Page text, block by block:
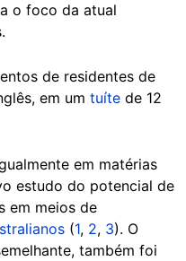
o foco da atual
de residentes de
em um tuíte de 12
em matérias
estudo do potencial de
em meios de
(1, 2, 3). O
também foi